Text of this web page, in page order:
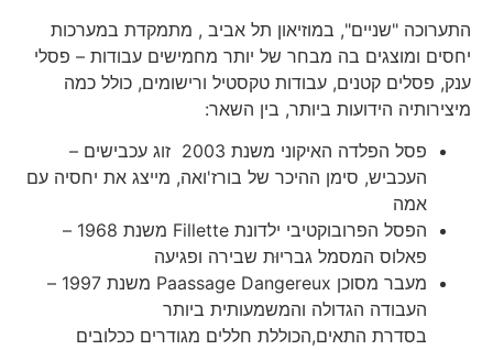
התערוכה "שניים", במוזיאון תל אביב , מתמקדת במערכות
יחסים ומוצגים בה מבחר של יותר מחמישים עבודות – פסלי
ענק, פסלים קטנים, עבודות טקסטיל ורישומים, כולל כמה
מיצירותיה הידועות ביותר, בין השאר:
פסל הפלדה האיקוני משנת 2003 זוג עכבישים –
העכביש, סימן ההיכר של בורז'ואה, מייצג את יחסיה עם
אמה
הפסל הפרובוקטיבי ילדונת Fillette משנת 1968 –
פאלוס המסמל גבריוּת שבירה ופגיעה
מעבר מסוכן Paassage Dangereux משנת 1997 –
העבודה הגדולה והמשמעותית ביותר
בסדרת התאים,הכוללת חללים מגודרים ככלובים